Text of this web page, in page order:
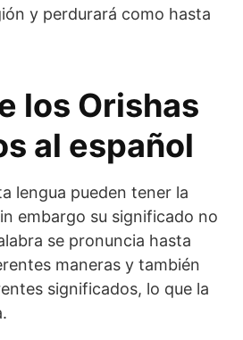
y perdurará como hasta
los Orishas
al español
lengua pueden tener la
embargo su significado no
se pronuncia hasta
maneras y también
significados, lo que la